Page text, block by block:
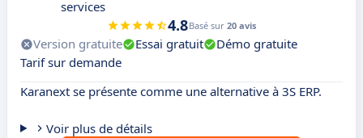
services
4.8Basé sur 20 avis
Version gratuite Essai gratuit
Démo gratuite
Tarif sur demande
Karanext se présente comme une alternative à 3S ERP.
Voir plus de détails